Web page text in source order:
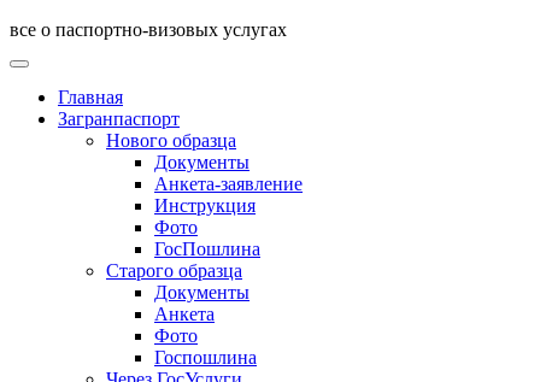
все о паспортно-визовых услугах
Главная
Загранпаспорт
Нового образца
Документы
Анкета-заявление
Инструкция
Фото
ГосПошлина
Старого образца
Документы
Анкета
Фото
Госпошлина